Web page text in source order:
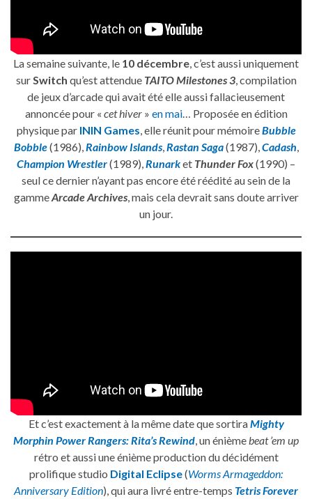
La semaine suivante, le 10 décembre , c’est aussi uniquement
sur Switch qu’est attendue TAITO Milestones 3, compilation
de jeux d’arcade qui avait été elle aussi fallacieusement
annoncée pour « cet hiver» en mai… Proposée en édition
physique par ININ Games , elle réunit pour mémoireBubble
Bobble(1986), Rainbow Islands, Rastan Saga(1987), Cadash
Champion Wrestler(1989), Runarket Thunder Fox(1990) –
seul ce dernier n’ayant pas encore été réédité au sein de la
gammeArcade Archives, mais cela devrait sans doute arriver
un jour.
Et c’est exactement à la même date que sortiraMighty
Morphin Power Rangers: Rita’s Rewind , un énième beat ’em up
rétro et aussi une énième production du décidément
prolifique studio Digital Eclipse(Worms Armageddon:
Anniversary Edition), qui aura livré entre-temps Tetris Forever